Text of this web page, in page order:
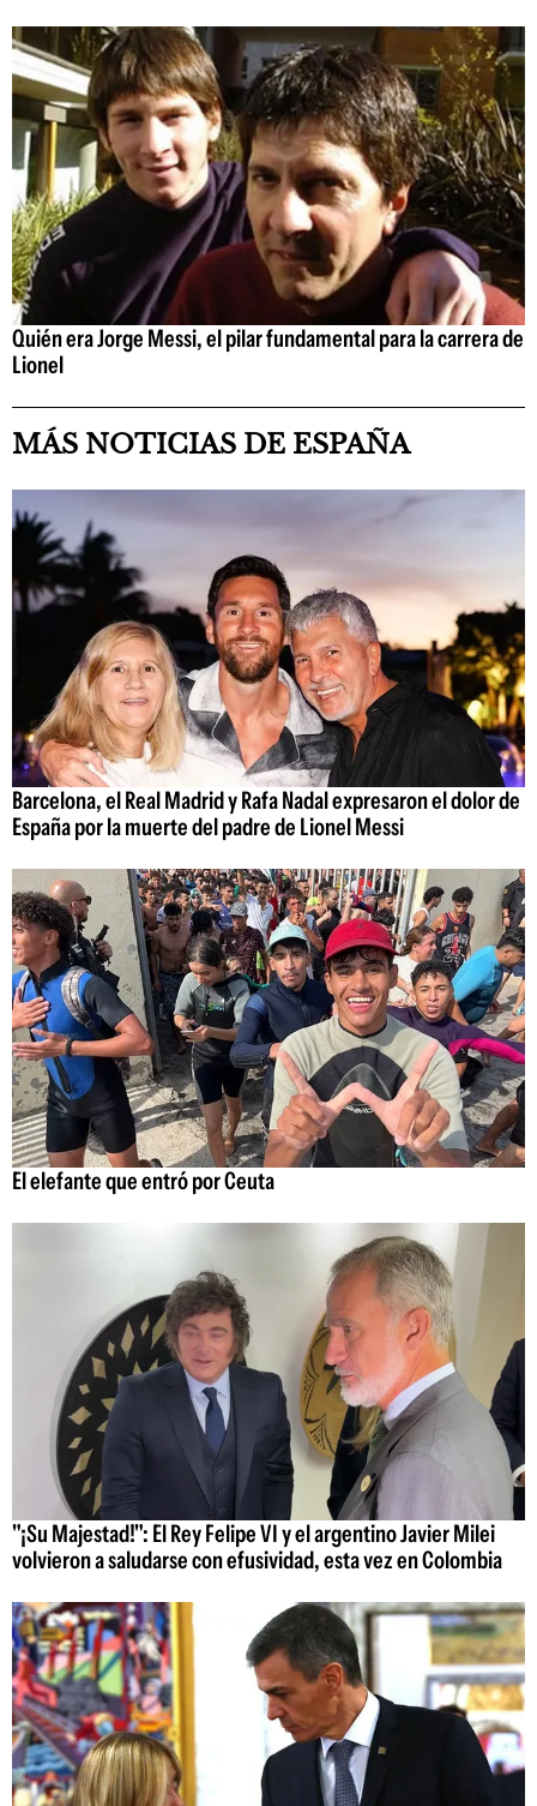
Quién era Jorge Messi, el pilar fundamental para la carrera de
Lionel
MÁS NOTICIAS DE ESPAÑA
Barcelona, el Real Madrid y Rafa Nadal expresaron el dolor de
España por la muerte del padre de Lionel Messi
El elefante que entró por Ceuta
"¡Su Majestad!": El Rey Felipe VI y el argentino Javier Milei
volvieron a saludarse con efusividad, esta vez en Colombia